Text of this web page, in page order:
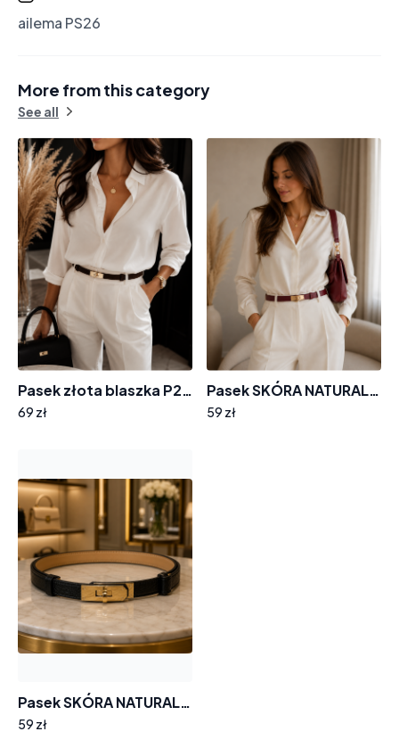
ailema PS26
More from this category
See all
Pasek złota blaszka P265 skóra naturalna zamszowa
69 zł
Pasek SKÓRA NATURALNA P325 złota blaszka
59 zł
Pasek SKÓRA NATURALNA złota blaszka 26-030
59 zł